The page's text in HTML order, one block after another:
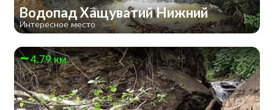
Водопад Хащуватий Нижний
Интересное место
4.79 км